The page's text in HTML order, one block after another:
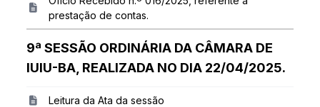
prestação de contas.
9ª SESSÃO ORDINÁRIA DA CÂMARA DE
IUIU-BA, REALIZADA NO DIA 22/04/2025.
Leitura da Ata da sessão